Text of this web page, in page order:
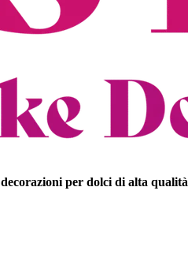
decorazioni per dolci di alta qualità